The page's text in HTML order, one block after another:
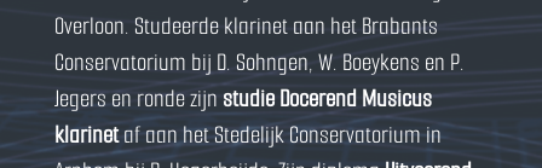
Overloon. Studeerde klarinet aan het Brabants
Conservatorium bij D. Sohngen, W. Boeykens en P.
Jegers en ronde zijn studie Docerend Musicus
klarinetaf aan het Stedelijk Conservatorium in